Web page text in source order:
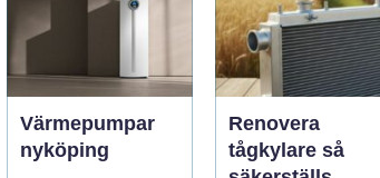
Värmepumpar
nyköping
Renovera
tågkylare så